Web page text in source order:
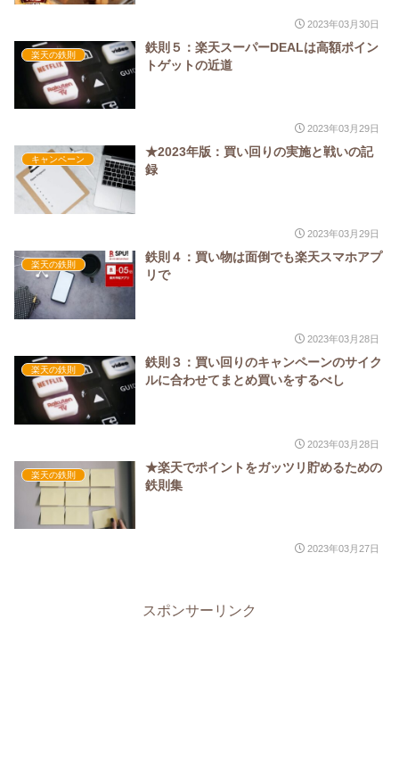
2023年03月30日
楽天の鉄則
鉄則５：楽天スーパーDEALは高額ポイン
トゲットの近道
2023年03月29日
キャンペーン
★2023年版：買い回りの実施と戦いの記
録
2023年03月29日
楽天の鉄則
鉄則４：買い物は面倒でも楽天スマホアプ
リで
2023年03月28日
楽天の鉄則
鉄則３：買い回りのキャンペーンのサイク
ルに合わせてまとめ買いをするべし
2023年03月28日
楽天の鉄則
★楽天でポイントをガッツリ貯めるための
鉄則集
2023年03月27日
スポンサーリンク